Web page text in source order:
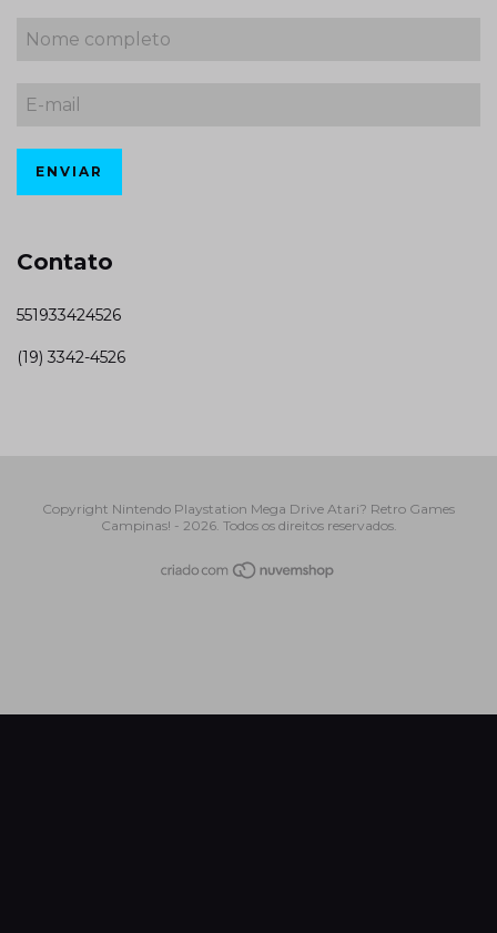
Contato
551933424526
(19) 3342-4526
Copyright Nintendo Playstation Mega Drive Atari? Retro Games
Campinas! - 2026. Todos os direitos reservados.